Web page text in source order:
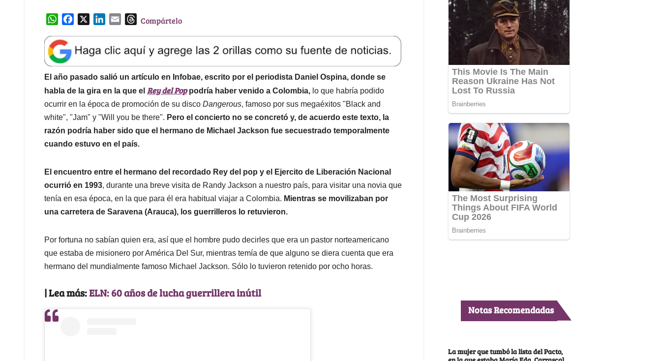
W
a
t
s
A
p
p
e
b
o
o
k
k
e
d
I
n
l
T
e
a
d
s
Compártelo
El año pasado salió un artículo en Infobae, escrito por el periodista Daniel Ospina, donde se
habla de la gira en la que el Rey del Pop podría haber venido a Colombia, lo que habría podido
ocurrir en la época de promoción de su disco Dangerous, famoso por sus megaéxitos "Black and
white", "Jam" y "Will you be there". Pero el concierto no se concretó y, de acuerdo este texto, la
razón podría haber sido que el hermano de Michael Jackson fue secuestrado temporalmente
cuando estuvo en el país.
El encuentro entre el hermano del recordado Rey del pop y el Ejercito de Liberación Nacional
ocurrió en 1993, durante una breve visita de Randy Jackson a nuestro país, para visitar una novia que
tenía en esa época, en la que para él era habitual viajar a Colombia. Mientras se movilizaban por
una carretera de Saravena (Arauca), los guerrilleros lo retuvieron.
Por fortuna no sabían quien era, así que el hombre pudo decirles que era un pastor norteamericano
que estaba de misionero por América Del Sur, mientras temía de que alguno se diera cuenta que era
hermano del mundialmente famoso Michael Jackson. Sólo lo tuvieron retenido por ocho horas.
| Lea más:ELN: 60 años de lucha guerrillera inútil
Notas Recomendadas
La mujer que tumbó la lista del Pacto,